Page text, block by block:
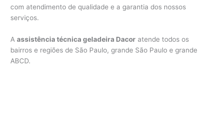
com atendimento de qualidade e a garantia dos nossos
serviços.
Aassistência técnica geladeira Dacor atende todos os
bairros e regiões de São Paulo, grande São Paulo e grande
ABCD.